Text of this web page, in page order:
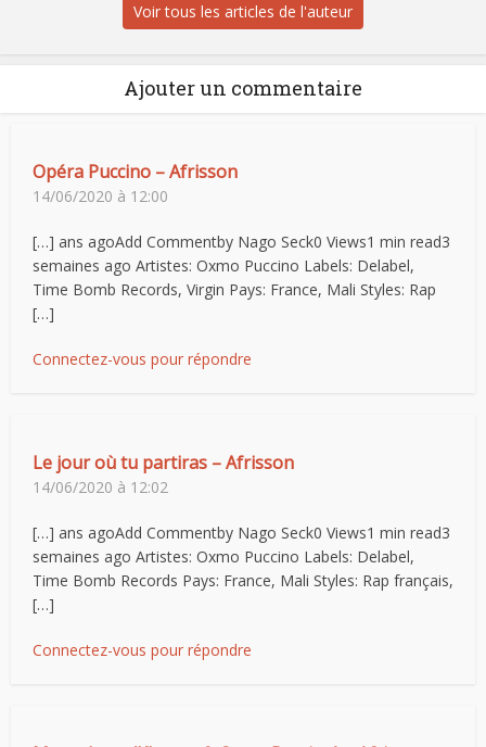
Voir tous les articles de l'auteur
Ajouter un commentaire
Opéra Puccino – Afrisson
14/06/2020 à 12:00
[…] ans agoAdd Commentby Nago Seck0 Views1 min read3
semaines ago Artistes: Oxmo Puccino Labels: Delabel,
Time Bomb Records, Virgin Pays: France, Mali Styles: Rap
[…]
Connectez-vous pour répondre
Le jour où tu partiras – Afrisson
14/06/2020 à 12:02
[…] ans agoAdd Commentby Nago Seck0 Views1 min read3
semaines ago Artistes: Oxmo Puccino Labels: Delabel,
Time Bomb Records Pays: France, Mali Styles: Rap français,
[…]
Connectez-vous pour répondre